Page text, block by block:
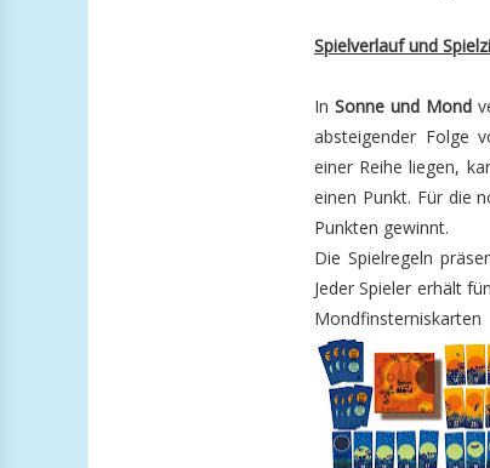
Spielverlauf und
In Sonne und Mond
absteigender Folge
einer Reihe liegen,
einen Punkt. Für die
Punkten gewinnt.
Die Spielregeln
Jeder Spieler erhält
Mondfinsterniskarten